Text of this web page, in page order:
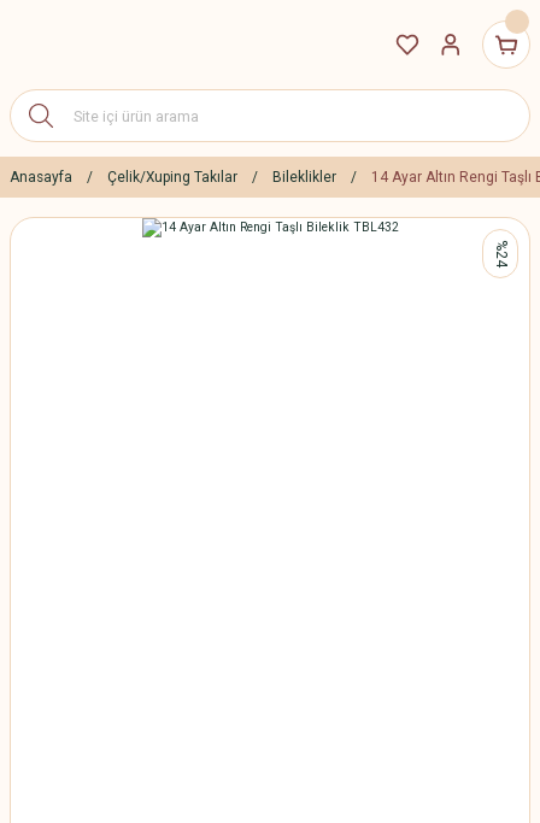
Anasayfa Çelik/Xuping Takılar Bileklikler 14 Ayar Altın Rengi
%24